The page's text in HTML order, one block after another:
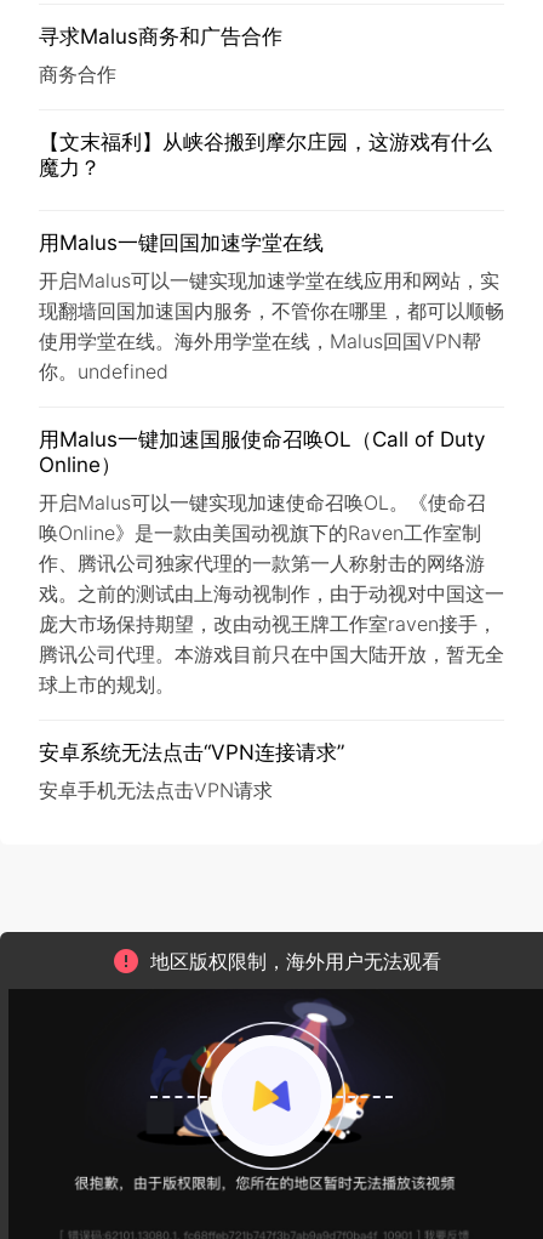
寻求Malus商务和广告合作
商务合作
【文末福利】从峡谷搬到摩尔庄园，这游戏有什么
魔力？
用Malus一键回国加速学堂在线
开启Malus可以一键实现加速学堂在线应用和网站，实
现翻墙回国加速国内服务，不管你在哪里，都可以顺畅
使用学堂在线。海外用学堂在线，Malus回国VPN帮
你。undefined
用Malus一键加速国服使命召唤OL（Call of Duty
Online）
开启Malus可以一键实现加速使命召唤OL。《使命召
唤Online》是一款由美国动视旗下的Raven工作室制
作、腾讯公司独家代理的一款第一人称射击的网络游
戏。之前的测试由上海动视制作，由于动视对中国这一
庞大市场保持期望，改由动视王牌工作室raven接手，
腾讯公司代理。本游戏目前只在中国大陆开放，暂无全
球上市的规划。
安卓系统无法点击“VPN连接请求”
安卓手机无法点击VPN请求
地区版权限制，海外用户无法观看